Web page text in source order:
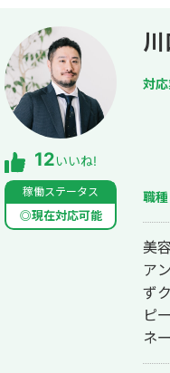
12いいね!
稼働ステータス
◎現在対応可能
川
対
職種
美
ア
ずクリ
ピ
ネ
後